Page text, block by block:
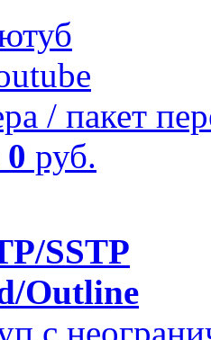
/ пакет
0 руб.
SSTP
Outline